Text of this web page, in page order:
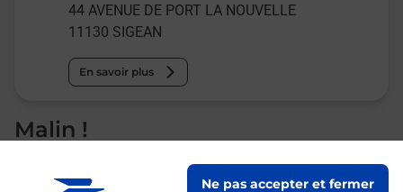
Ne pas accepter et fermer
44 AVENUE DE PORT LA NOUVELLE
11130 SIGEAN
En savoir plus
Malin !
La Poste